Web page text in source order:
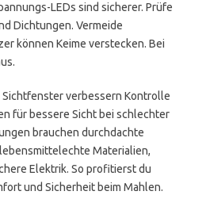
LEDs sind sicherer. Prüfe
Dichtungen. Vermeide
können Keime verstecken. Bei
verbessern Kontrolle
für bessere Sicht bei schlechter
brauchen durchdachte
Materialien,
Elektrik. So profitierst du
und Sicherheit beim Mahlen.